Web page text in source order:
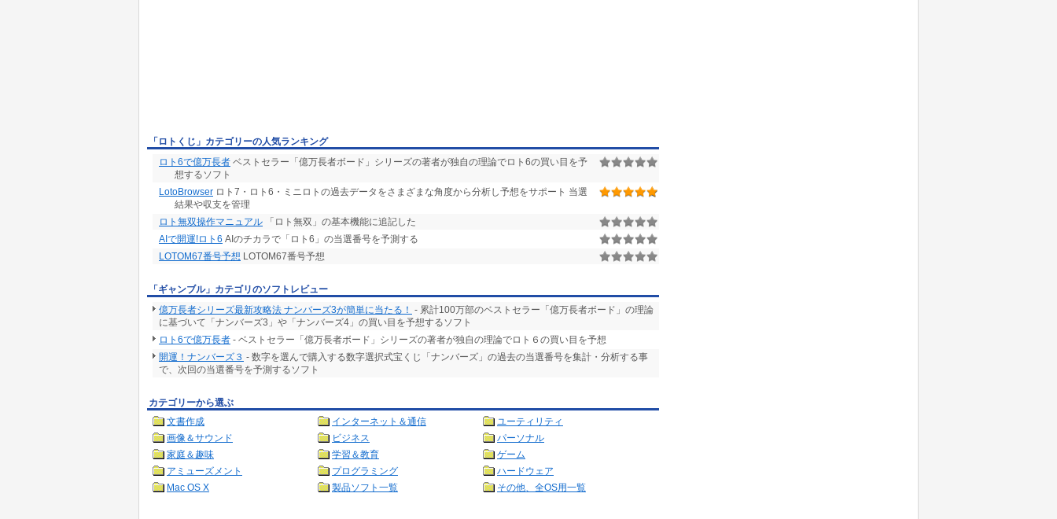
「ロトくじ」カテゴリーの人気ランキング
ロト6で億万長者 ベストセラー「億万長者ボード」シリーズの著者が独自の理論でロト6の買い目を予
想するソフト
LotoBrowser ロト7・ロト6・ミニロトの過去データをさまざまな角度から分析し予想をサポート 当選
結果や収支を管理
ロト無双操作マニュアル 「ロト無双」の基本機能に追記した
AIで開運!ロト6 AIのチカラで「ロト6」の当選番号を予測する
LOTOM67番号予想 LOTOM67番号予想
「ギャンブル」カテゴリのソフトレビュー
億万長者シリーズ最新攻略法 ナンバーズ3が簡単に当たる！ - 累計100万部のベストセラー「億万長者ボード」の理論
に基づいて「ナンバーズ3」や「ナンバーズ4」の買い目を予想するソフト
ロト6で億万長者 - ベストセラー「億万長者ボード」シリーズの著者が独自の理論でロト６の買い目を予想
開運！ナンバーズ３ - 数字を選んで購入する数字選択式宝くじ「ナンバーズ」の過去の当選番号を集計・分析する事
で、次回の当選番号を予測するソフト
カテゴリーから選ぶ
文書作成
インターネット＆通信
ユーティリティ
画像＆サウンド
ビジネス
パーソナル
家庭＆趣味
学習＆教育
ゲーム
アミューズメント
プログラミング
ハードウェア
Mac OS X
製品ソフト一覧 その他、全OS用一覧